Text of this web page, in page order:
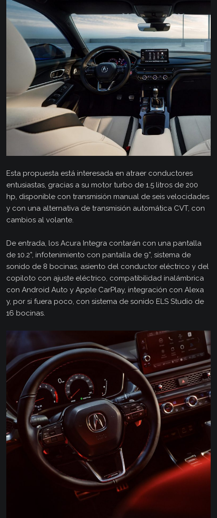
Esta propuesta está interesada en atraer conductores
entusiastas, gracias a su motor turbo de 1.5 litros de 200
hp, disponible con transmisión manual de seis velocidades
y con una alternativa de transmisión automática CVT, con
cambios al volante.
De entrada, los Acura Integra contarán con una pantalla
de 10.2”, infotenimiento con pantalla de 9”, sistema de
sonido de 8 bocinas, asiento del conductor eléctrico y del
copiloto con ajuste eléctrico, compatibilidad inalámbrica
con Android Auto y Apple CarPlay, integración con Alexa
y, por si fuera poco, con sistema de sonido ELS Studio de
16 bocinas.